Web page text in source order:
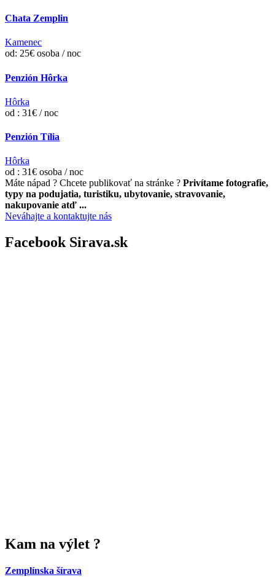
Chata Zemplin
Kamenec
od: 25€ osoba / noc
Penzión Hôrka
Hôrka
od : 31€ / noc
Penzión Tília
Hôrka
od : 31€ osoba / noc
Máte nápad ? Chcete publikovať na stránke ? Privítame fotografie,
typy na podujatia, turistiku, ubytovanie, stravovanie,
nakupovanie atď ...
Neváhajte a kontaktujte nás
Facebook Sirava.sk
Kam na výlet ?
Zemplínska šírava